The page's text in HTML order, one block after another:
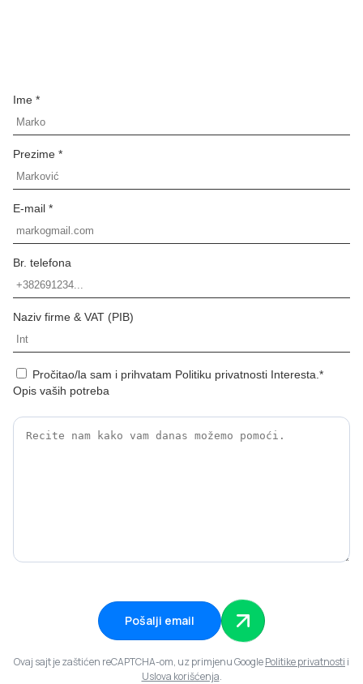
Ime *
Prezime *
E-mail *
Br. telefona
Naziv firme & VAT (PIB)
Pročitao/la sam i prihvatam Politiku privatnosti Interesta.*
Opis vaših potreba
Pošalji email
Ovaj sajt je zaštićen reCAPTCHA-om, uz primjenu GooglePolitike privatnosti i
Uslova korišćenja.